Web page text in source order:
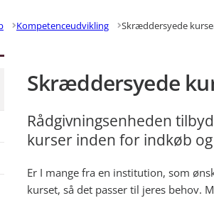
Kompetenceudvikling Skræddersyede
Skræddersyede
Rådgivningsenheden
kurser inden for indkøb
Er I mange fra en institution, som
kurset, så det passer til jeres behov.